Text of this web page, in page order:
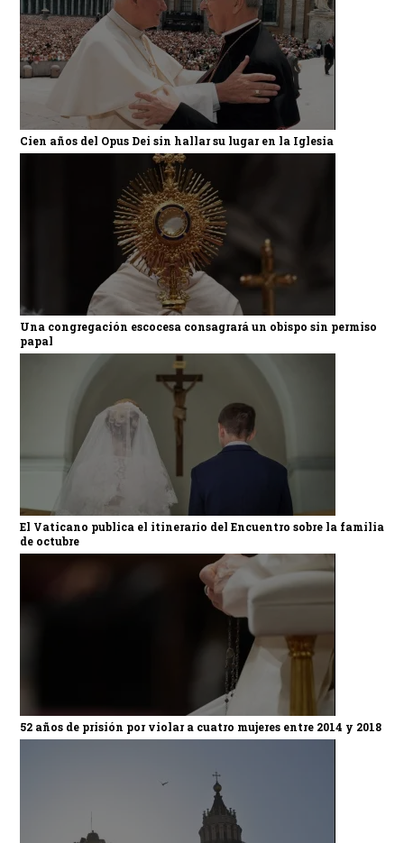
Cien años del Opus Dei sin hallar su lugar en la Iglesia
Una congregación escocesa consagrará un obispo sin permiso
papal
El Vaticano publica el itinerario del Encuentro sobre la familia
de octubre
52 años de prisión por violar a cuatro mujeres entre 2014 y 2018